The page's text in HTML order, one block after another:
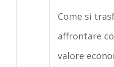
Come si
affrontare
valore